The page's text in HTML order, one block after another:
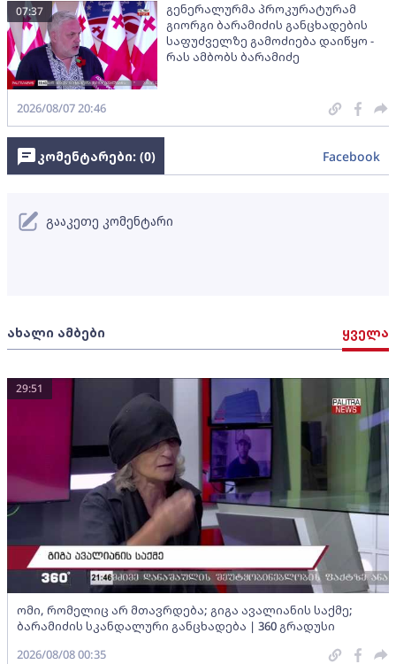
გენერალურმა პროკურატურამ
გიორგი ბარამიძის განცხადების
საფუძველზე გამოძიება დაიწყო -
რას ამბობს ბარამიძე
07:37
2026/08/07 20:46
ახალი ამბები ყველა
ომი, რომელიც არ მთავრდება; გიგა ავალიანის საქმე;
ბარამიძის სკანდალური განცხადება | 360 გრადუსი
29:51
2026/08/08 00:35
კომენტარები: (0) Facebook
გააკეთე კომენტარი